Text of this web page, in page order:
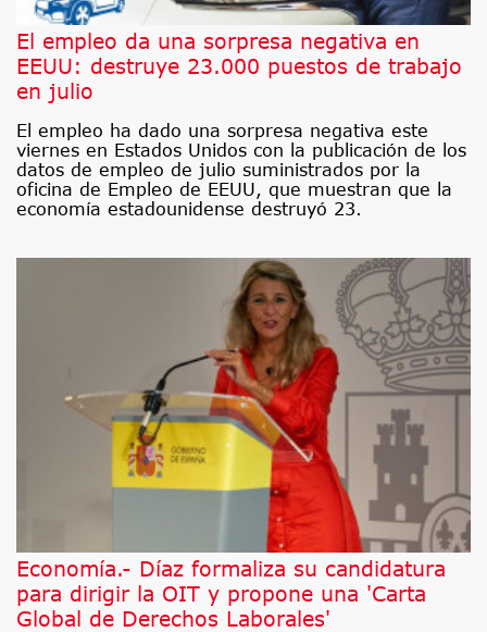
El empleo da una sorpresa negativa en
EEUU: destruye 23.000 puestos de trabajo
en julio
El empleo ha dado una sorpresa negativa este
viernes en Estados Unidos con la publicación de los
datos de empleo de julio suministrados por la
oficina de Empleo de EEUU, que muestran que la
economía estadounidense destruyó 23.
Economía.- Díaz formaliza su candidatura
para dirigir la OIT y propone una 'Carta
Global de Derechos Laborales'